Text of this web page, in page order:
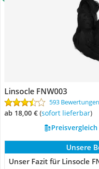
Linsocle FNW003
593 Bewertungen
ab 18,00 € ( Sofort lieferbar)
Unsere
Unser Fazit für Linsocle